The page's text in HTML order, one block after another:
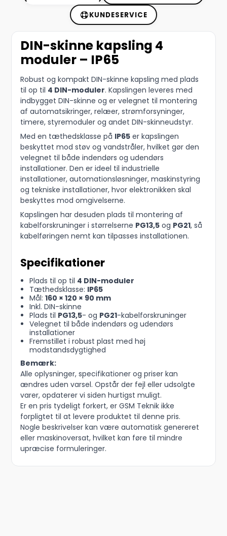
KUNDESERVICE
DIN-skinne kapsling 4
moduler – IP65
Robust og kompakt DIN-skinne kapsling med plads
til op til 4 DIN-moduler. Kapslingen leveres med
indbygget DIN-skinne og er velegnet til montering
af automatsikringer, relæer, strømforsyninger,
timere, styremoduler og andet DIN-skinneudstyr.
Med en tæthedsklasse på IP65 er kapslingen
beskyttet mod støv og vandstråler, hvilket gør den
velegnet til både indendørs og udendørs
installationer. Den er ideel til industrielle
installationer, automationsløsninger, maskinstyring
og tekniske installationer, hvor elektronikken skal
beskyttes mod omgivelserne.
Kapslingen har desuden plads til montering af
kabelforskruninger i størrelserne PG13,5 og PG21, så
kabelføringen nemt kan tilpasses installationen.
Specifikationer
Plads til op til 4 DIN-moduler
Tæthedsklasse: IP65
Mål: 160 × 120 × 90 mm
Inkl. DIN-skinne
Plads til PG13,5- og PG21-kabelforskruninger
Velegnet til både indendørs og udendørs
installationer
Fremstillet i robust plast med høj
modstandsdygtighed
Bemærk:
Alle oplysninger, specifikationer og priser kan
ændres uden varsel. Opstår der fejl eller udsolgte
varer, opdaterer vi siden hurtigst muligt.
Er en pris tydeligt forkert, er GSM Teknik ikke
forpligtet til at levere produktet til denne pris.
Nogle beskrivelser kan være automatisk genereret
eller maskinoversat, hvilket kan føre til mindre
upræcise formuleringer.